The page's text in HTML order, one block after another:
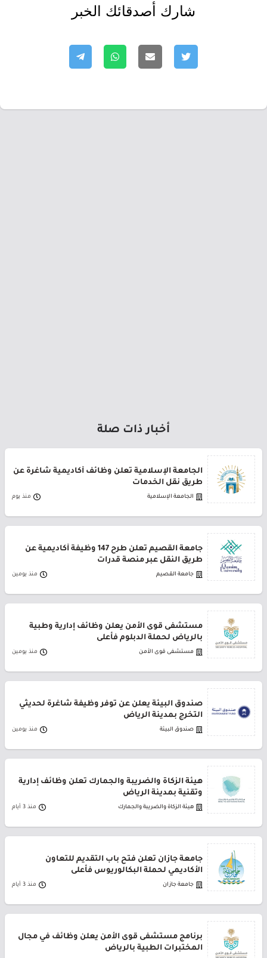
شارك أصدقائك الخبر
أخبار ذات صلة
الجامعة الإسلامية تعلن وظائف أكاديمية شاغرة عن
طريق نقل الخدمات
الجامعة الإسلامية منذ يوم
جامعة القصيم تعلن طرح 147 وظيفة أكاديمية عن
طريق النقل عبر منصة قدرات
جامعة القصيم منذ يومين
مستشفى قوى الأمن يعلن وظائف إدارية وطبية
بالرياض لحملة الدبلوم فأعلى
مستشفى قوى الأمن منذ يومين
صندوق البيئة يعلن عن توفر وظيفة شاغرة لحديثي
التخرج بمدينة الرياض
صندوق البيئة منذ يومين
هيئة الزكاة والضريبة والجمارك تعلن وظائف إدارية
وتقنية بمدينة الرياض
هيئة الزكاة والضريبة والجمارك منذ 3 أيام
جامعة جازان تعلن فتح باب التقديم للتعاون
الأكاديمي لحملة البكالوريوس فأعلى
جامعة جازان منذ 3 أيام
برنامج مستشفى قوى الأمن يعلن وظائف في مجال
المختبرات الطبية بالرياض